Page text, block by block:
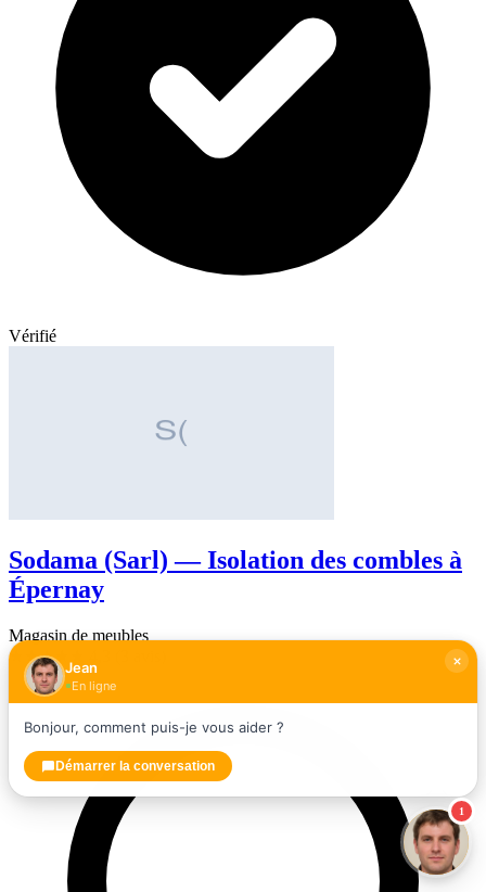
Vérifié
Sodama (Sarl) — Isolation des combles à
Épernay
Magasin de meubles
★★★★
1
Jean
En ligne
Bonjour, comment puis-je vous aider ?
Démarrer la conversation